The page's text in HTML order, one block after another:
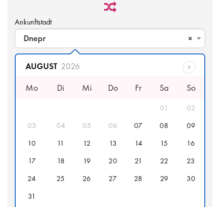
Ankunftstadt
×
Dnepr
AUGUST 2026
Mo Di Mi Do Fr Sa So
01
02
03
04 05 06 07 08
09
10
11 12 13 14 15
16
17
18 19 20 21 22
23
24
25 26 27 28 29
30
31